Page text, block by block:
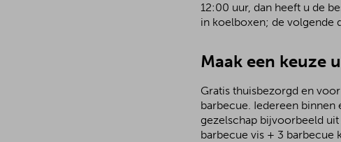
12:00 uur, dan heeft u de
in koelboxen; de volgende
Maak een keuze
Gratis thuisbezorgd en
barbecue. Iedereen binnen
gezelschap bijvoorbeeld
barbecue vis + 3 barbecue